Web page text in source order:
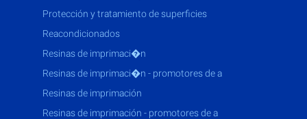
protección y tratamiento de superficies
reacondicionados
resinas de imprimaci�n
resinas de imprimaci�n - promotores de a
resinas de imprimación
resinas de imprimación - promotores de a